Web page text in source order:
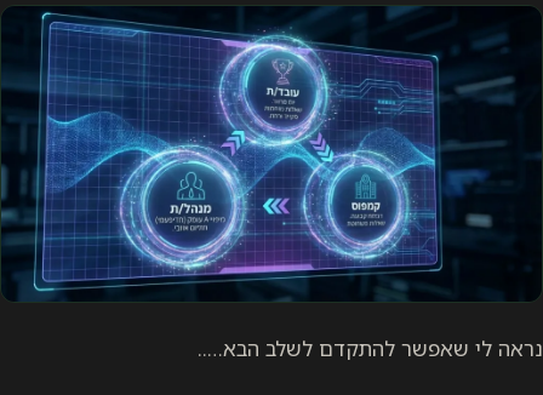
נראה לי שאפשר להתקדם לשלב הבא…..